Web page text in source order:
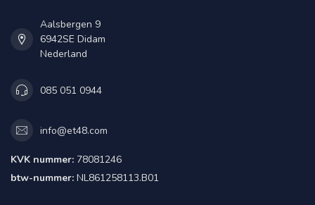
Aalsbergen 9
6942SE Didam
Nederland
085 051 0944
info@et48.com
KVK nummer: 78081246
btw-nummer: NL861258113.B01